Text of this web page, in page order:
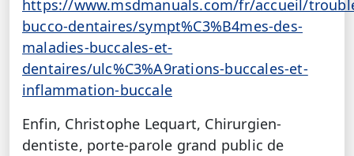
https://www.msdmanuals.com/fr/accueil/
bucco-dentaires/sympt%C3%B4mes-des-
maladies-buccales-et-
dentaires/ulc%C3%A9rations-buccales-et-
inflammation-buccale
Enfin, Christophe Lequart, Chirurgien-
dentiste, porte-parole grand public de